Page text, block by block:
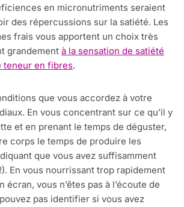
en micronutriments seraient
des répercussions sur la satiété. Les
frais vous apportent un choix très
grandement à la sensation de satiété
teneur en fibres.
que vous accordez à votre
En vous concentrant sur ce qu’il y
et en prenant le temps de déguster,
corps le temps de produire les
que vous avez suffisamment
En vous nourrissant trop rapidement
écran, vous n’êtes pas à l’écoute de
pas identifier si vous avez